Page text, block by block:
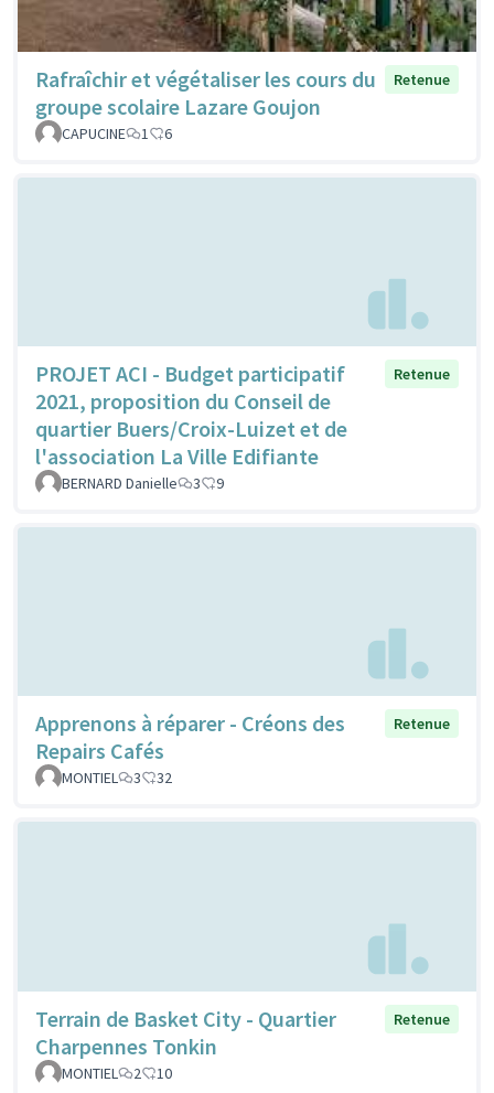
Rafraîchir et végétaliser les cours du
groupe scolaire Lazare Goujon
Retenue
CAPUCINE 1 6
PROJET ACI - Budget participatif
2021, proposition du Conseil de
quartier Buers/Croix-Luizet et de
l'association La Ville Edifiante
Retenue
BERNARD Danielle 3 9
Apprenons à réparer - Créons des
Repairs Cafés
Retenue
MONTIEL 3 32
Terrain de Basket City - Quartier
Charpennes Tonkin
Retenue
MONTIEL 2 10